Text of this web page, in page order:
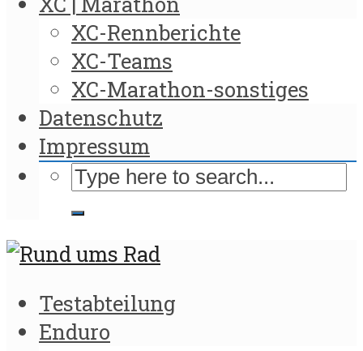
XC-Rennberichte
XC-Teams
XC-Marathon-sonstiges
Datenschutz
Impressum
Testabteilung
Enduro